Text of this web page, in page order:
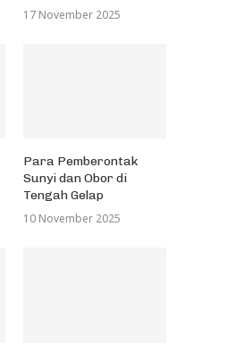
17 November 2025
Para Pemberontak
Sunyi dan Obor di
Tengah Gelap
10 November 2025